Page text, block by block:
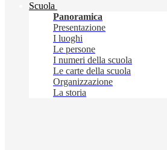
Scuola
Panoramica
Presentazione
I luoghi
Le persone
I numeri della scuola
Le carte della scuola
Organizzazione
La storia